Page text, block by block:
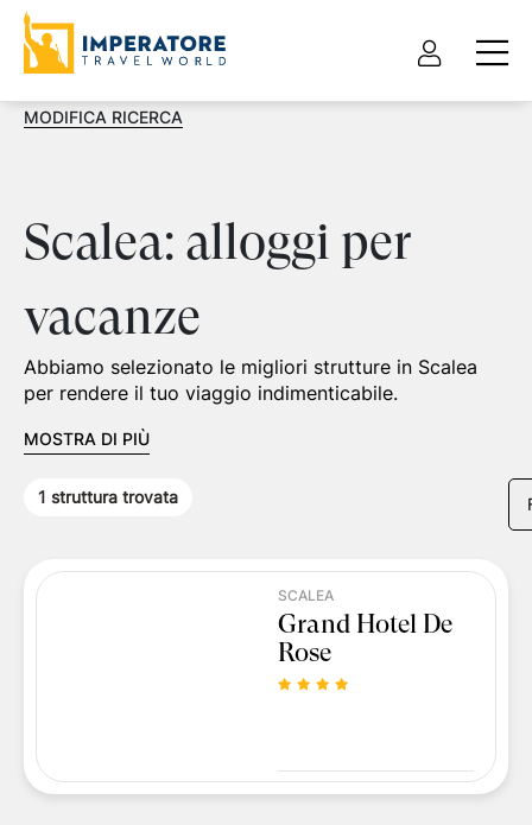
MODIFICA RICERCA
Scalea: alloggi per
vacanze
Abbiamo selezionato le migliori strutture in Scalea
per rendere il tuo viaggio indimenticabile.
MOSTRA DI PIÙ
1 struttura trovata
SCALEA
Grand Hotel De
Rose